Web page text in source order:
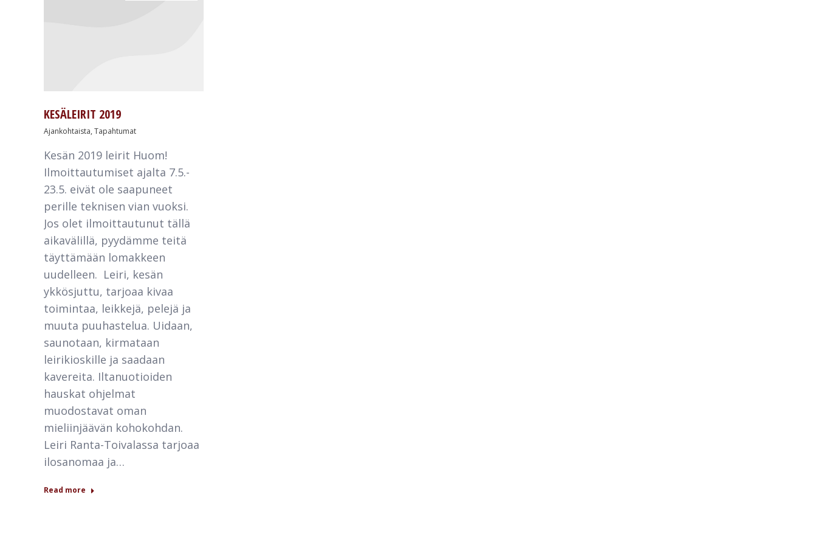
KESÄLEIRIT 2019
Ajankohtaista, Tapahtumat
Kesän 2019 leirit Huom!
Ilmoittautumiset ajalta 7.5.-
23.5. eivät ole saapuneet
perille teknisen vian vuoksi.
Jos olet ilmoittautunut tällä
aikavälillä, pyydämme teitä
täyttämään lomakkeen
uudelleen. Leiri, kesän
ykkösjuttu, tarjoaa kivaa
toimintaa, leikkejä, pelejä ja
muuta puuhastelua. Uidaan,
saunotaan, kirmataan
leirikioskille ja saadaan
kavereita. Iltanuotioiden
hauskat ohjelmat
muodostavat oman
mieliinjäävän kohokohdan.
Leiri Ranta-Toivalassa tarjoaa
ilosanomaa ja…
Read more